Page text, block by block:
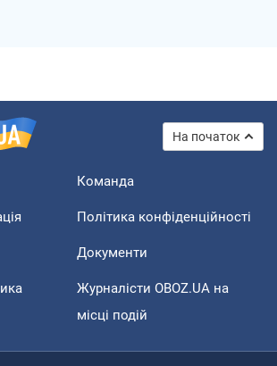
На початок
Команда
Політика конфіденційності
Документи
Журналісти OBOZ.UA на
місці подій